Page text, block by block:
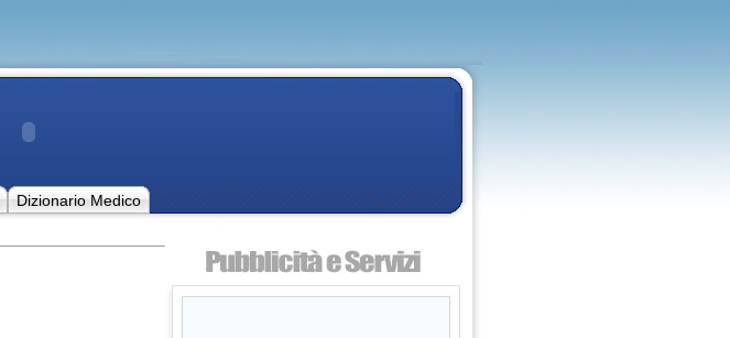
Dizionario Medico